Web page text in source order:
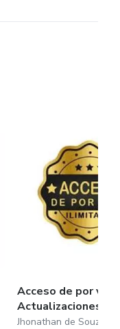
Acceso de por vida +
Actualizaciones
Jhonathan de Souza